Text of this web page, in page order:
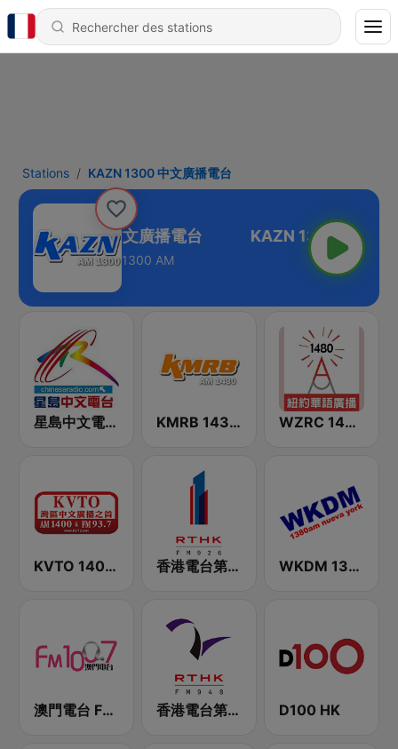
Stations KAZN 1300 中文廣播電台
KAZN 1300 中文廣播電台
1300 AM
星島中文電台-粵語台 KMRB 1430 AM WZRC 1480 AM
KVTO 1400 AM 香港電台第一台 RTHK Radio 1 WKDM 1380 AM
澳門電台 FM 100.7 香港電台第二台 RTHK Radio 2 D100 HK